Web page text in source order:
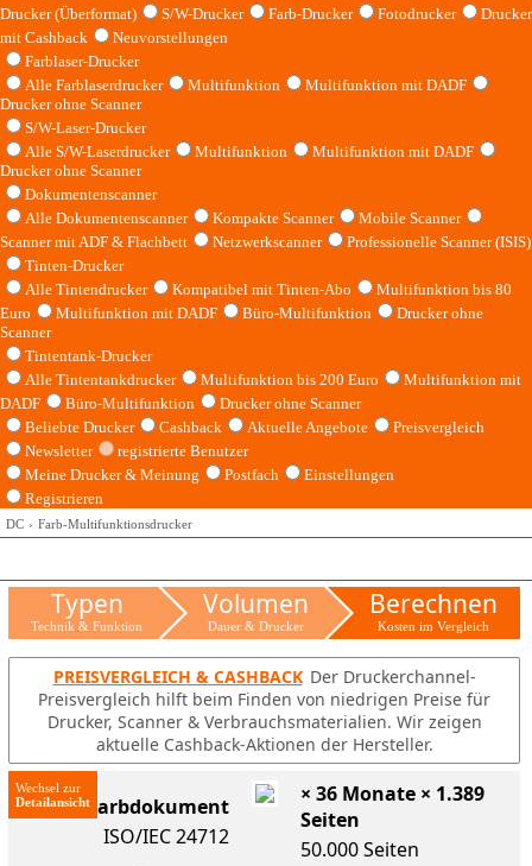
Drucker (Überformat)
S/W-Drucker Farb-Drucker Fotodrucker
Drucker
mit Cashback
Neuvorstellungen
Farblaser-Drucker
Alle Farblaserdrucker
Multifunktion
Multifunktion mit DADF
Drucker ohne Scanner
S/W-Laser-Drucker
Alle S/W-Laserdrucker
Multifunktion
Multifunktion mit DADF
Drucker ohne Scanner
Dokumentenscanner
Alle Dokumentenscanner
Kompakte Scanner
Mobile Scanner
Scanner mit ADF & Flachbett
Netzwerkscanner
Professionelle Scanner (ISIS)
Tinten-Drucker
Alle Tintendrucker
Kompatibel mit Tinten-Abo
Multifunktion bis 80
Euro
Multifunktion mit DADF Büro-Multifunktion
Drucker ohne
Scanner
Tintentank-Drucker
Alle Tintentankdrucker
Multifunktion bis 200 Euro
Multifunktion mit
DADF
Büro-Multifunktion
Drucker ohne Scanner
Beliebte Drucker
Cashback Aktuelle Angebote
Preisvergleich
Newsletter
registrierte Benutzer
Meine Drucker & Meinung
Postfach
Einstellungen
Registrieren
DC Farb-Multifunktionsdrucker
Typen
Technik & Funktion
Volumen
Dauer & Drucker
Berechnen
Kosten im Vergleich
PREISVERGLEICH & CASHBACK Der Druckerchannel-
Preisvergleich hilft beim Finden von niedrigen Preise für
Drucker, Scanner & Verbrauchsmaterialien. Wir zeigen
aktuelle Cashback-Aktionen der Hersteller.
Wechsel zur
ISO-Farbdokument
ISO/IEC 24712
× 36 Monate × 1.389
Seiten
50.000 Seiten